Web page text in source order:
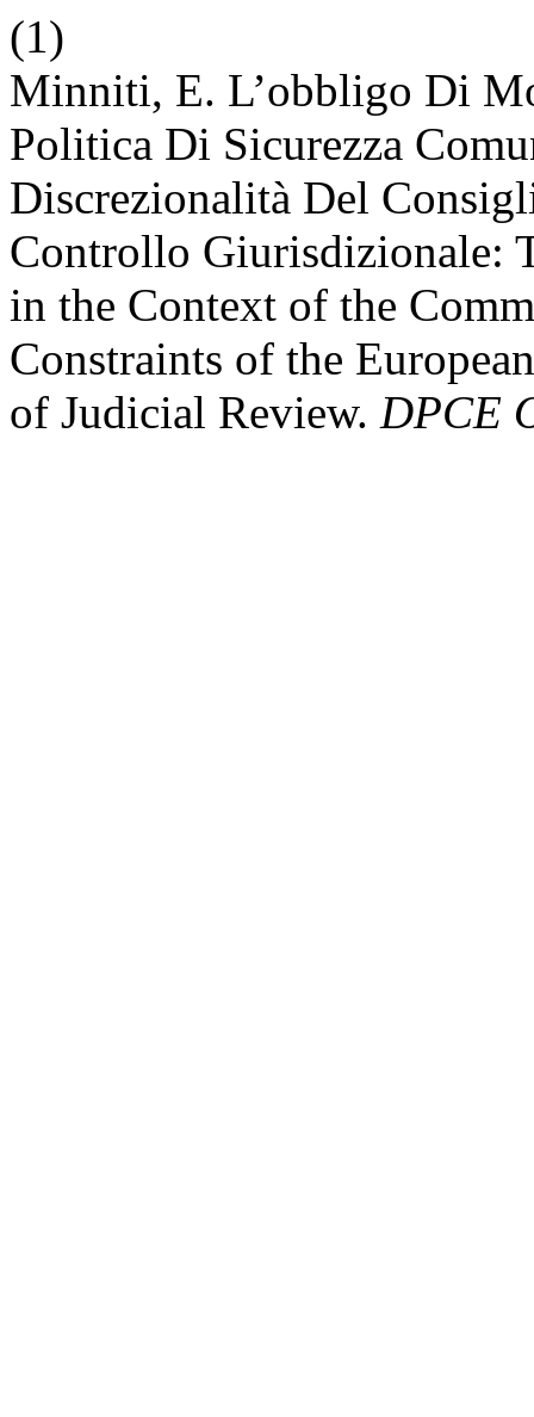
(1)
Minniti, E. L’obbligo Di
Politica Di Sicurezza
Discrezionalità Del
Controllo Giurisdizionale:
in the Context of the
Constraints of the
of Judicial Review. DPCE